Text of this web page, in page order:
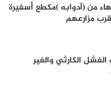
من (آدوابه )مكطع أسفيرة
مزارعهم
الكارثي والغير